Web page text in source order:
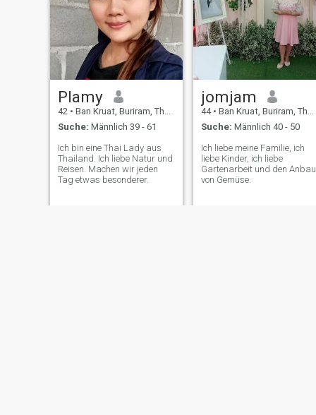
Plamy
42 • Ban Kruat, Buriram, Thailand
Suche: Männlich 39 - 61
Ich bin eine Thai Lady aus
Thailand. Ich liebe Natur und
Reisen. Machen wir jeden
Tag etwas besonderer.
jomjam
44 • Ban Kruat, Buriram, Thailand
Suche: Männlich 40 - 50
Ich liebe meine Familie, ich
liebe Kinder, ich liebe
Gartenarbeit und den Anbau
von Gemüse.